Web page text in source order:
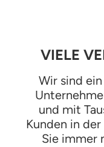
VIELE
Wir sind
und mit
Kunden in
Sie immer